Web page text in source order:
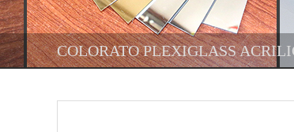
COLORATO PLEXIGLASS